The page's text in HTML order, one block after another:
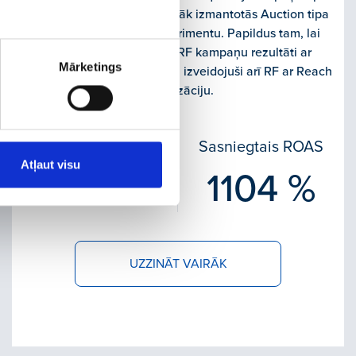
Mārketings
Atļaut visu
rezultāti atšķiras no visbiežāk izmantotās Auction tipa
kampaņas, veicām eksperimentu. Papildus tam, lai
noskaidrotu kā atšķiras RF kampaņu rezultāti ar
atšķirīgu optimizāciju, esam izveidojuši arī RF ar Reach
optimizāciju.
Sasniegtā auditorija
411 406
Sasniegtais ROAS
1104 %
UZZINĀT VAIRĀK